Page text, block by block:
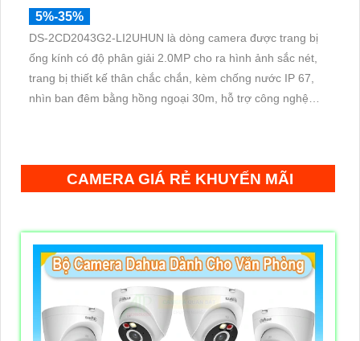
5%-35%
DS-2CD2043G2-LI2UHUN là dòng camera được trang bị
ống kính có độ phân giải 2.0MP cho ra hình ảnh sắc nét,
trang bị thiết kế thân chắc chắn, kèm chống nước IP 67,
nhìn ban đêm bằng hồng ngoại 30m, hỗ trợ công nghệ
CAMERA GIÁ RẺ KHUYẾN MÃI